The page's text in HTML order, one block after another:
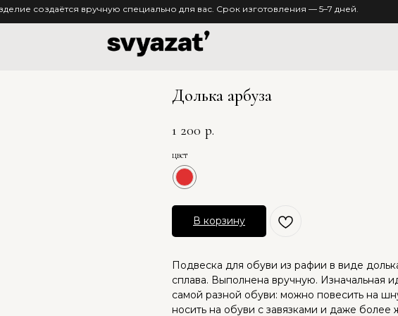
создаётся вручную специально для вас. Срок изготовления — 5–7 дней.
Долька арбуза
1 200 р.
цвет
В корзину
Подвеска для обуви из рафии в виде
сплава. Выполнена вручную. Изначальная
самой разной обуви: можно повесить на
носить на обуви с завязками и даже более